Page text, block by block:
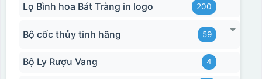
Lọ Bình hoa Bát Tràng in logo 200
Bộ cốc thủy tinh hãng 59
Bộ Ly Rượu Vang 4